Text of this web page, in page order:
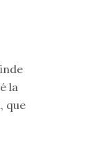
la
que